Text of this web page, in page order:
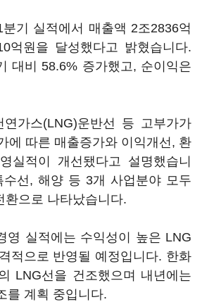
기 실적에서 매출액 2조2836억
억원을 달성했다고 밝혔습니다.
대비 58.6% 증가했고, 순이익은
연가스(LNG)운반선 등 고부가가
에 따른 매출증가와 이익개선, 환
실적이 개선됐다고 설명했습니
선, 해양 등 3개 사업분야 모두
환으로 나타났습니다.
영 실적에는 수익성이 높은 LNG
적으로 반영될 예정입니다. 한화
LNG선을 건조했으며 내년에는
를 계획 중입니다.